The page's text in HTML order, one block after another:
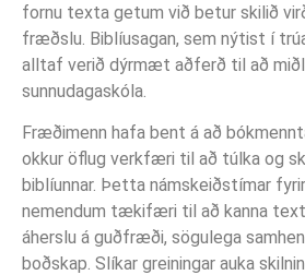
fornu texta getum við betur skilið
fræðslu. Biblíusagan, sem nýtist í
alltaf verið dýrmæt aðferð til að
sunnudagaskóla.
Fræðimenn hafa bent á að
okkur öflug verkfæri til að túlka og
biblíunnar. Þetta námskeiðstímar
nemendum tækifæri til að kanna
áherslu á guðfræði, sögulega
boðskap. Slíkar greiningar auka